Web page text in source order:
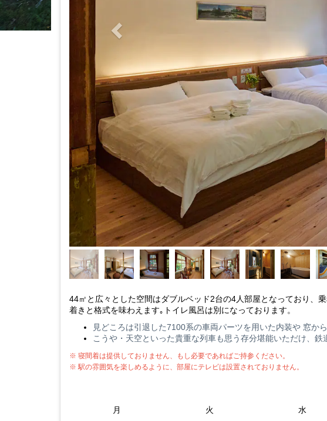
44㎡と広々とした空間はダブルベッド2台の4人部屋となっており、
着きと格式を味わえます｡トイレ風呂は別になっております。
見どころは引退した7100系の車両パーツを用いた内装や 窓か
こうや・天空といった貴重な列車も思う存分堪能いただけ、鉄
※ 寝間着は提供しておりません、もし必要であればご持参ください。
※ 駅の雰囲気を楽しめるように、部屋にテレビは設置されておりません。
月
火 水